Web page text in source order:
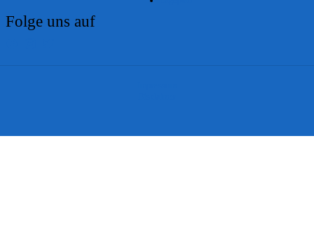
Folge uns auf